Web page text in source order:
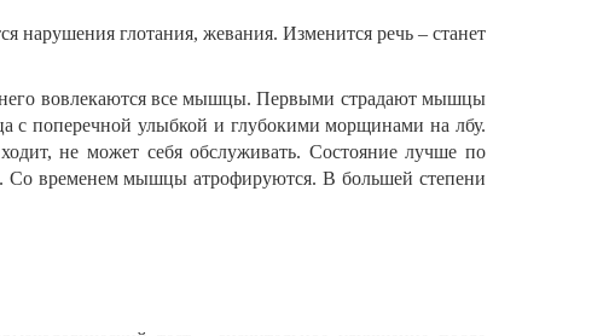
глотания, жевания. Изменится речь – станет
него вовлекаются все мышцы. Первыми страдают мышцы
с поперечной улыбкой и глубокими морщинами на лбу.
не может себя обслуживать. Состояние лучше по
Со временем мышцы атрофируются. В большей степени